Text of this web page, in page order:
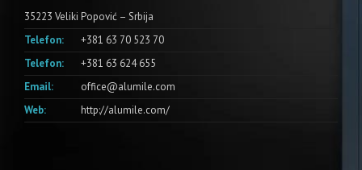
35223 Veliki Popović – Srbija
Telefon:
+381 63 70 523 70
Telefon:
+381 63 624 655
Email:
office@alumile.com
Web:
http://alumile.com/